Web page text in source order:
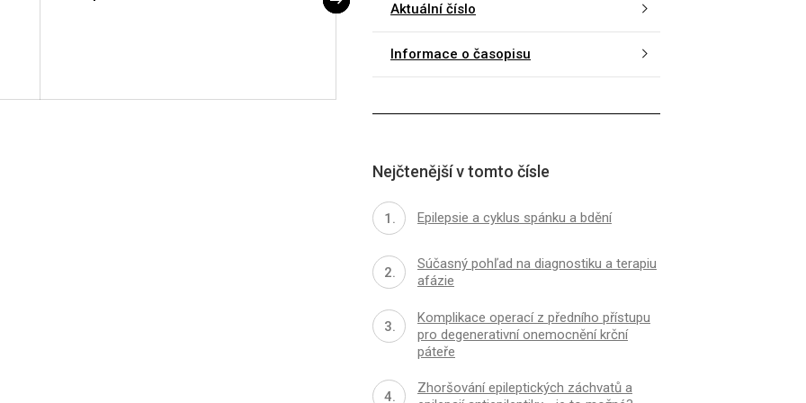
Aktuální číslo
Informace o časopisu
Nejčtenější v tomto čísle
Epilepsie a cyklus spánku a bdění
Súčasný pohľad na diagnostiku a terapiu
afázie
Komplikace operací z předního přístupu
pro degenerativní onemocnění krční
páteře
Zhoršování epileptických záchvatů a